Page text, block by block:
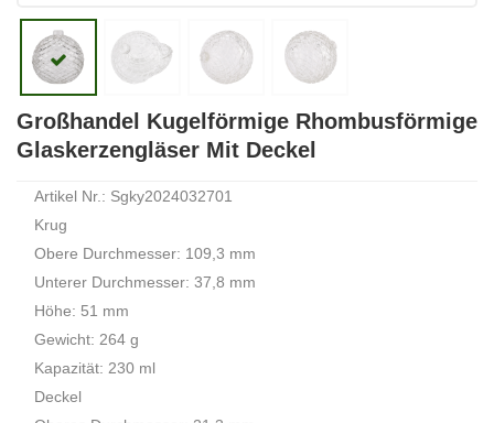
Großhandel Kugelförmige Rhombusförmige
Glaskerzengläser Mit Deckel
Artikel Nr.: Sgky2024032701
Krug
Obere Durchmesser: 109,3 mm
Unterer Durchmesser: 37,8 mm
Höhe: 51 mm
Gewicht: 264 g
Kapazität: 230 ml
Deckel